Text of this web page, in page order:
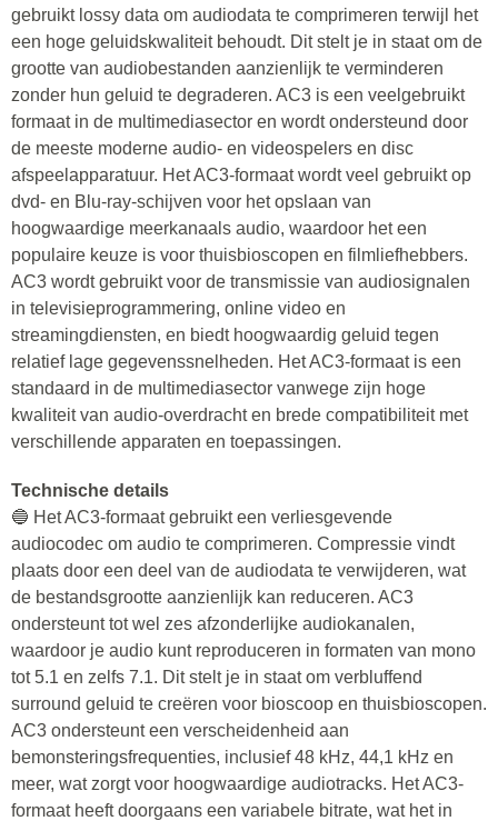
gebruikt lossy data om audiodata te comprimeren terwijl het
een hoge geluidskwaliteit behoudt. Dit stelt je in staat om de
grootte van audiobestanden aanzienlijk te verminderen
zonder hun geluid te degraderen. AC3 is een veelgebruikt
formaat in de multimediasector en wordt ondersteund door
de meeste moderne audio- en videospelers en disc
afspeelapparatuur. Het AC3-formaat wordt veel gebruikt op
dvd- en Blu-ray-schijven voor het opslaan van
hoogwaardige meerkanaals audio, waardoor het een
populaire keuze is voor thuisbioscopen en filmliefhebbers.
AC3 wordt gebruikt voor de transmissie van audiosignalen
in televisieprogrammering, online video en
streamingdiensten, en biedt hoogwaardig geluid tegen
relatief lage gegevenssnelheden. Het AC3-formaat is een
standaard in de multimediasector vanwege zijn hoge
kwaliteit van audio-overdracht en brede compatibiliteit met
verschillende apparaten en toepassingen.
Technische details
🔵 Het AC3-formaat gebruikt een verliesgevende
audiocodec om audio te comprimeren. Compressie vindt
plaats door een deel van de audiodata te verwijderen, wat
de bestandsgrootte aanzienlijk kan reduceren. AC3
ondersteunt tot wel zes afzonderlijke audiokanalen,
waardoor je audio kunt reproduceren in formaten van mono
tot 5.1 en zelfs 7.1. Dit stelt je in staat om verbluffend
surround geluid te creëren voor bioscoop en thuisbioscopen.
AC3 ondersteunt een verscheidenheid aan
bemonsteringsfrequenties, inclusief 48 kHz, 44,1 kHz en
meer, wat zorgt voor hoogwaardige audiotracks. Het AC3-
formaat heeft doorgaans een variabele bitrate, wat het in